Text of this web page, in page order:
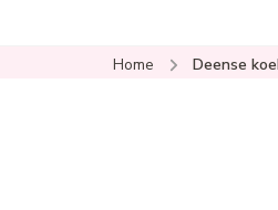
Home Deense